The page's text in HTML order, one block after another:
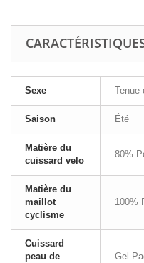
Sexe Tenue
Saison Été
Matière du
cuissard velo
80%
Matière du
maillot
cyclisme
100%
Cuissard
peau de
Gel